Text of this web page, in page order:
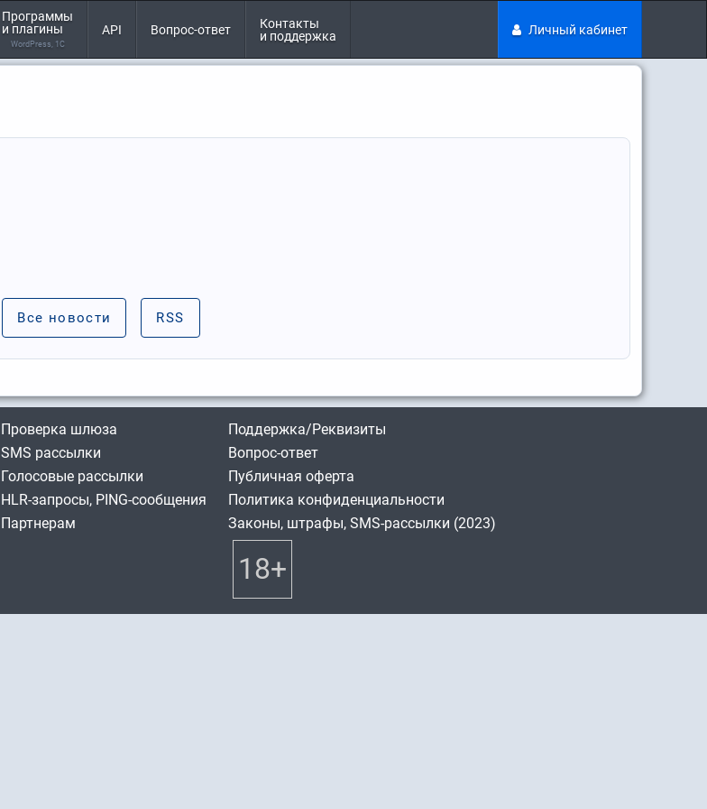
Программы
и плагины
WordPress, 1С
API Вопрос-ответ
Контакты
и поддержка
Личный кабинет
Все новости RSS
Проверка шлюза
SMS рассылки
Голосовые рассылки
HLR-запросы, PING-сообщения
Партнерам
Поддержка/Реквизиты
Вопрос-ответ
Публичная оферта
Политика конфиденциальности
Законы, штрафы, SMS-рассылки (2023)
18+